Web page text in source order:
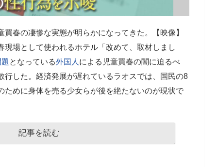
買春の凄惨な実態が明らかになってきた。【映像】
現場として使われるホテル「改めて、取材しまし
となっている外国人 による児童買春の闇に迫るべ
行した。経済発展が遅れているラオスでは、国民の8
ために身体を売る少女らが後を絶たないのが現状で
記事を読む